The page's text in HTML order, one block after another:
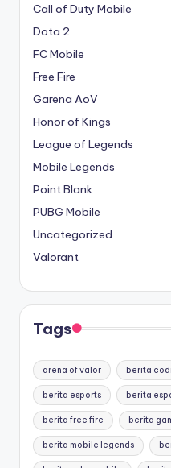
Call of Duty Mobile
Dota 2
FC Mobile
Free Fire
Garena AoV
Honor of Kings
League of Legends
Mobile Legends
Point Blank
PUBG Mobile
Uncategorized
Valorant
Tags
arena of valor berita
berita esports berita
berita free fire berita
berita mobile legends